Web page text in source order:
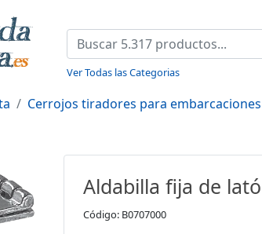
Ver Todas las Categorias
Cerrojos tiradores para embarcaciones
Aldabilla fija de
Código: B0707000